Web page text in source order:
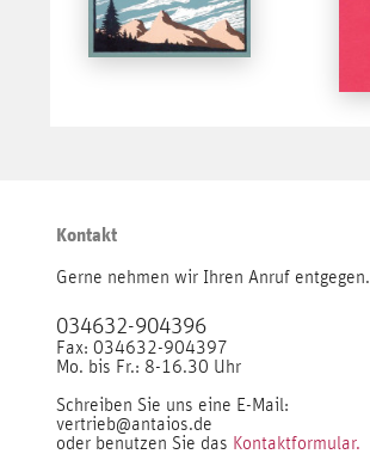
Kontakt
Gerne nehmen wir Ihren Anruf entgegen.
034632-904396
Fax: 034632-904397
Mo. bis Fr.: 8-16.30 Uhr
Schreiben Sie uns eine E-Mail:
vertrieb@antaios.de
oder benutzen Sie das Kontaktformular.